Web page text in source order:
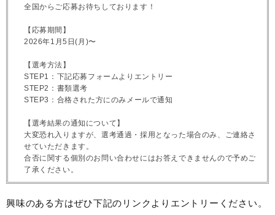
全国からご応募お待ちしております！
【応募期間】
2026年1月5日(月)〜
【選考方法】
STEP1：下記応募フォームよりエントリー
STEP2：書類選考
STEP3：合格された方にのみメールで通知
【選考結果の通知について】
大変恐れ入りますが、選考通過・採用となった場合のみ、ご連絡さ
せていただきます。
合否に関する個別のお問い合わせにはお答えできませんので予めご
了承ください。
興味のある方はぜひ下記のリンクよりエントリーください。